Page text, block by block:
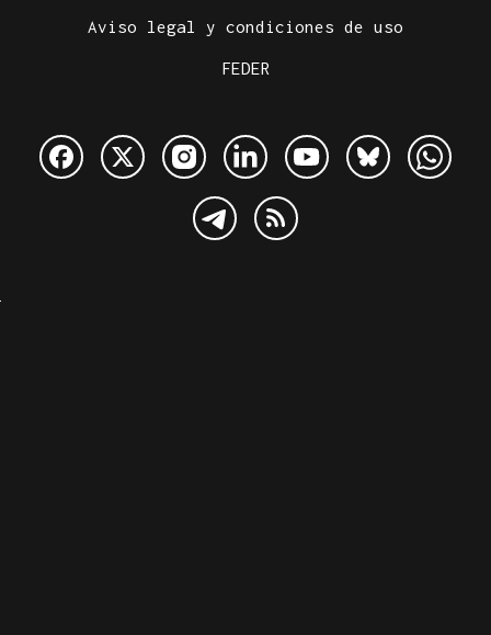
Aviso legal y condiciones de uso
FEDER